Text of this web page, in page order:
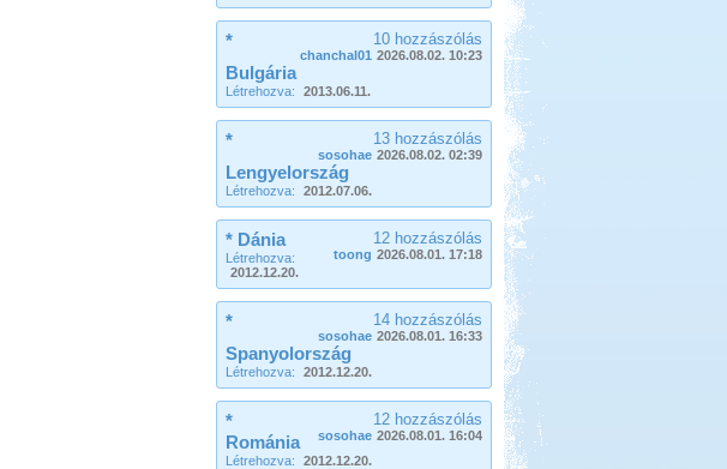
10 hozzászólás
chanchal01 2026.08.02. 10:23
*
Bulgária
Létrehozva: 2013.06.11.
13 hozzászólás
sosohae 2026.08.02. 02:39
*
Lengyelország
Létrehozva: 2012.07.06.
12 hozzászólás
toong 2026.08.01. 17:18
* Dánia
Létrehozva:
2012.12.20.
14 hozzászólás
sosohae 2026.08.01. 16:33
*
Spanyolország
Létrehozva: 2012.12.20.
12 hozzászólás
sosohae 2026.08.01. 16:04
*
Románia
Létrehozva: 2012.12.20.